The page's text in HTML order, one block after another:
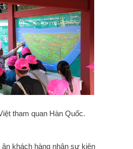
tham quan Hàn Quốc.
khách hàng nhân sự kiện